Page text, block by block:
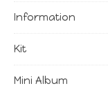
Information
Kit
Mini Album